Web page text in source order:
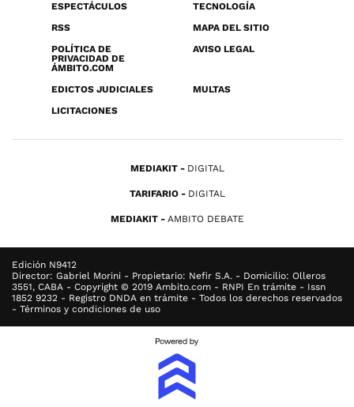
ESPECTÁCULOS
TECNOLOGÍA
RSS
MAPA DEL SITIO
POLÍTICA DE
PRIVACIDAD DE
ÁMBITO.COM
AVISO LEGAL
EDICTOS JUDICIALES
MULTAS
LICITACIONES
MEDIAKIT DIGITAL
TARIFARIO DIGITAL
MEDIAKIT AMBITO DEBATE
Edición N9412
Director: Gabriel Morini - Propietario: Nefir S.A. - Domicilio: Olleros
3551, CABA - Copyright © 2019 Ambito.com - RNPI En trámite - Issn
1852 9232 - Registro DNDA en trámite - Todos los derechos reservados
- Términos y condiciones de uso